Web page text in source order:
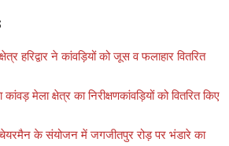
हरिद्वार ने कांवड़ियों को जूस व फलाहार वितरित
मेला क्षेत्र का निरीक्षणकांवड़ियों को वितरित किए
चेयरमैन के संयोजन में जगजीतपुर रोड़ पर भंडारे का